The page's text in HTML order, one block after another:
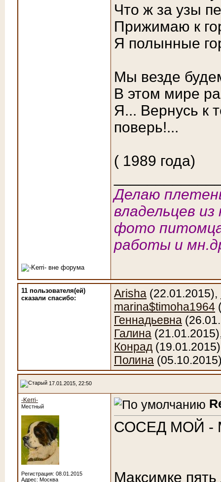
Что ж за узы
Прижимаю к
Я полынные
Мы везде
В этом мире
Я... Вернусь к
поверь!...
( 1989 года)
Делаю
владельцев
фото
работы и
11 пользователя(ей)
сказали cпасибо:
Arisha (22.01.2015),
marina$timoha1964
Геннадьевна
Галина
Конрад
Полина
17.01.2015, 22:50
-Kerri-
Местный
Регистрация: 08.01.2015
Адрес: Москва
СОСЕД МОЙ -
Максимке